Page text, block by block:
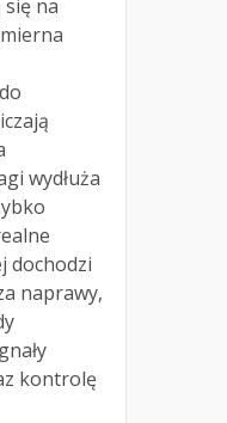
na
wydłuża
dochodzi
naprawy,
kontrolę